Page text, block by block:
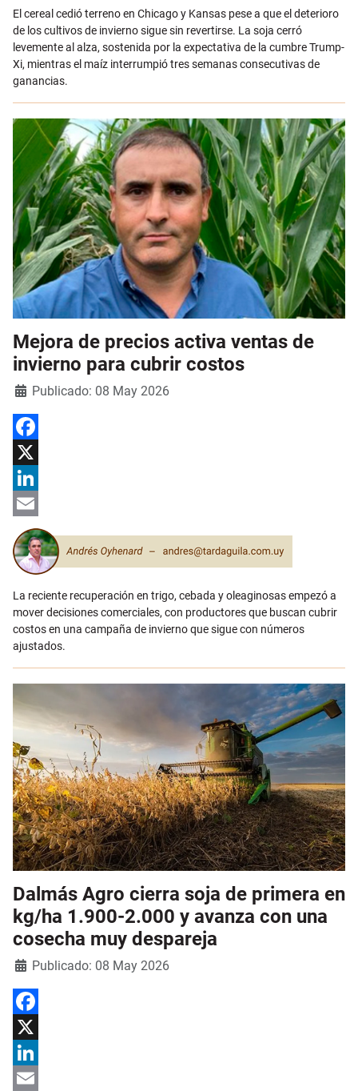
Email
El cereal cedió terreno en Chicago y Kansas pese a que el deterioro
de los cultivos de invierno sigue sin revertirse. La soja cerró
levemente al alza, sostenida por la expectativa de la cumbre Trump-
Xi, mientras el maíz interrumpió tres semanas consecutivas de
ganancias.
Mejora de precios activa ventas de
invierno para cubrir costos
DetallesPublicado: 08 May 2026
Facebook
X
LinkedIn
Email
La reciente recuperación en trigo, cebada y oleaginosas empezó a
mover decisiones comerciales, con productores que buscan cubrir
costos en una campaña de invierno que sigue con números
ajustados.
Dalmás Agro cierra soja de primera en
kg/ha 1.900-2.000 y avanza con una
cosecha muy despareja
DetallesPublicado: 08 May 2026
Facebook
X
LinkedIn